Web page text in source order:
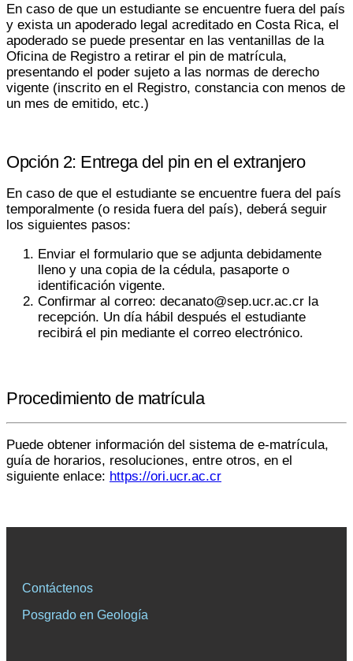
En caso de que un estudiante se encuentre fuera del país
y exista un apoderado legal acreditado en Costa Rica, el
apoderado se puede presentar en las ventanillas de la
Oficina de Registro a retirar el pin de matrícula,
presentando el poder sujeto a las normas de derecho
vigente (inscrito en el Registro, constancia con menos de
un mes de emitido, etc.)
Opción 2: Entrega del pin en el extranjero
En caso de que el estudiante se encuentre fuera del país
temporalmente (o resida fuera del país), deberá seguir
los siguientes pasos:
Enviar el formulario que se adjunta debidamente
lleno y una copia de la cédula, pasaporte o
identificación vigente.
Confirmar al correo: decanato@sep.ucr.ac.cr la
recepción. Un día hábil después el estudiante
recibirá el pin mediante el correo electrónico.
Procedimiento de matrícula
Puede obtener información del sistema de e-matrícula,
guía de horarios, resoluciones, entre otros, en el
siguiente enlace: https://ori.ucr.ac.cr
Contáctenos
Posgrado en Geología